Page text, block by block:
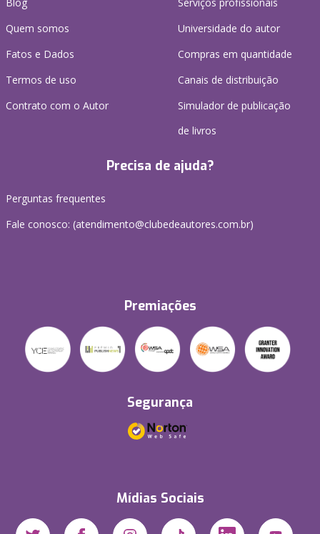
Blog
Quem somos
Fatos e Dados
Termos de uso
Contrato com o Autor
Serviços profissionais
Universidade do autor
Compras em quantidade
Canais de distribuição
Simulador de publicação
de livros
Precisa de ajuda?
Perguntas frequentes
Fale conosco: (atendimento@clubedeautores.com.br)
Premiações
Segurança
Mídias Sociais